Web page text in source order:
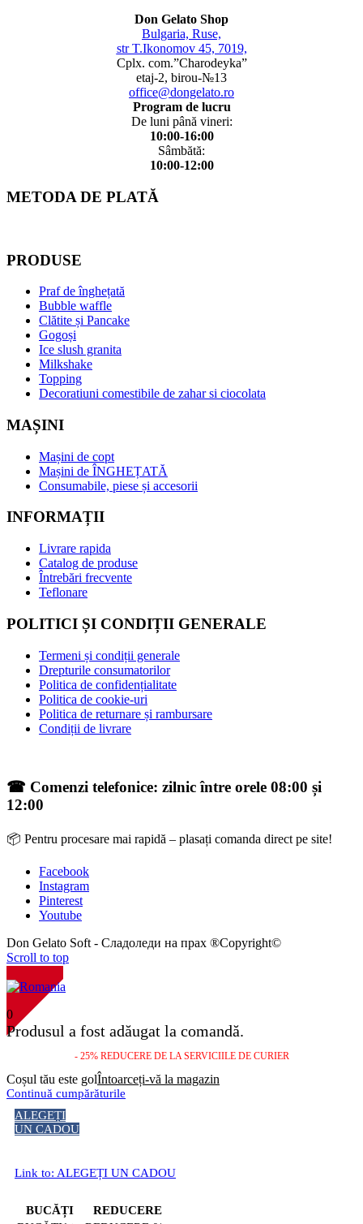
Don Gelato Shop
Bulgaria, Ruse,
str T.Ikonomov 45, 7019,
Cplx. com.”Charodeyka”
etaj-2, birou-№13
office@dongelato.ro
Program de lucru
De luni până vineri:
10:00-16:00
Sâmbătă:
10:00-12:00
METODA DE PLATĂ
PRODUSE
Praf de înghețată
Bubble waffle
Clătite și Pancake
Gogoși
Ice slush granita
Milkshake
Topping
Decoratiuni comestibile de zahar si ciocolata
MAȘINI
Mașini de copt
Mașini de ÎNGHEȚATĂ
Consumabile, piese și accesorii
INFORMAȚII
Livrare rapida
Catalog de produse
Întrebări frecvente
Teflonare
POLITICI ȘI CONDIȚII GENERALE
Termeni și condiții generale
Drepturile consumatorilor
Politica de confidențialitate
Politica de cookie-uri
Politica de returnare și rambursare
Condiții de livrare
☎ Comenzi telefonice: zilnic între orele 08:00 și
12:00
📦 Pentru procesare mai rapidă – plasați comanda direct pe site!
Facebook
Instagram
Pinterest
Youtube
Don Gelato Soft - Сладоледи на прах ®Copyright©
Scroll to top
0
Produsul a fost adăugat la comandă.
- 25% REDUCERE DE LA SERVICIILE DE CURIER
Coșul tău este golÎntoarceți-vă la magazin
Continuă cumpărăturile
ALEGEȚI
UN CADOU
Link to: ALEGEȚI UN CADOU
BUCĂȚI
REDUCERE